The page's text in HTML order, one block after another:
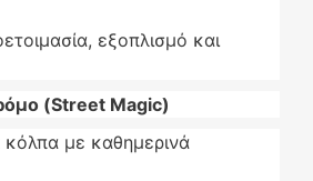
εξοπλισμό και
(Street Magic)
με καθημερινά